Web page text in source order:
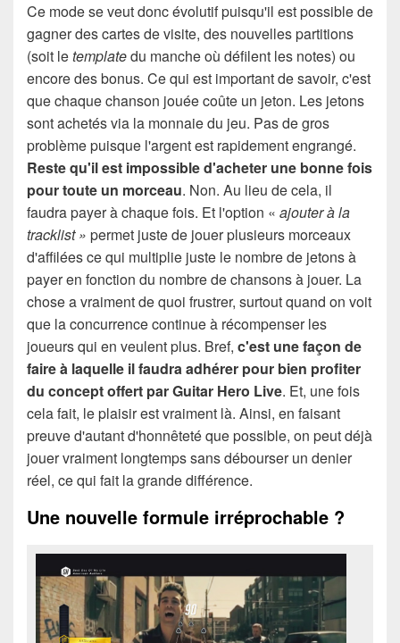
Ce mode se veut donc évolutif puisqu'il est possible de
gagner des cartes de visite, des nouvelles partitions
(soit letemplatedu manche où défilent les notes) ou
encore des bonus. Ce qui est important de savoir, c'est
que chaque chanson jouée coûte un jeton. Les jetons
sont achetés via la monnaie du jeu. Pas de gros
problème puisque l'argent est rapidement engrangé.
Reste qu'il est impossible d'acheter une bonne fois
pour toute un morceau. Non. Au lieu de cela, il
faudra payer à chaque fois. Et l'option « ajouter à la
tracklist » permet juste de jouer plusieurs morceaux
d'affilées ce qui multiplie juste le nombre de jetons à
payer en fonction du nombre de chansons à jouer. La
chose a vraiment de quoi frustrer, surtout quand on voit
que la concurrence continue à récompenser les
joueurs qui en veulent plus. Bref, c'est une façon de
faire à laquelle il faudra adhérer pour bien profiter
du concept offert par Guitar Hero Live. Et, une fois
cela fait, le plaisir est vraiment là. Ainsi, en faisant
preuve d'autant d'honnêteté que possible, on peut déjà
jouer vraiment longtemps sans débourser un denier
réel, ce qui fait la grande différence.
Une nouvelle formule irréprochable ?